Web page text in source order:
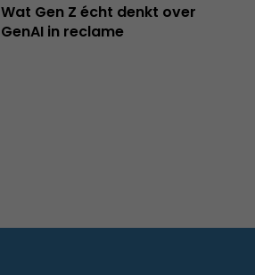
Wat Gen Z écht denkt over
GenAI in reclame